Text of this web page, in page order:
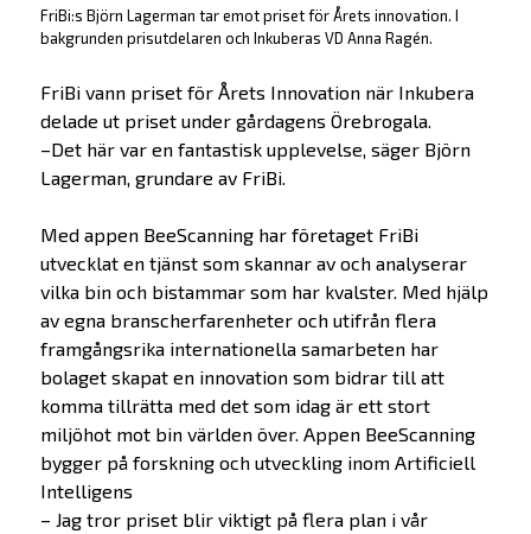
FriBi:s Björn Lagerman tar emot priset för Årets innovation. I
bakgrunden prisutdelaren och Inkuberas VD Anna Ragén.
FriBi vann priset för Årets Innovation när Inkubera
delade ut priset under gårdagens Örebrogala.
–Det här var en fantastisk upplevelse, säger Björn
Lagerman, grundare av FriBi.
Med appen BeeScanning har företaget FriBi
utvecklat en tjänst som skannar av och analyserar
vilka bin och bistammar som har kvalster. Med hjälp
av egna branscherfarenheter och utifrån flera
framgångsrika internationella samarbeten har
bolaget skapat en innovation som bidrar till att
komma tillrätta med det som idag är ett stort
miljöhot mot bin världen över. Appen BeeScanning
bygger på forskning och utveckling inom Artificiell
Intelligens
– Jag tror priset blir viktigt på flera plan i vår